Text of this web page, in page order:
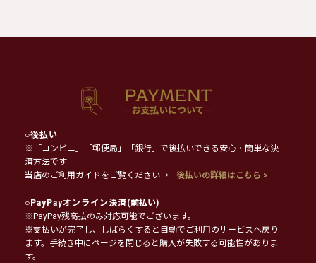
○後払い
※「コンビニ」「郵便局」「銀行」で後払いできる安心・簡単な決
済方法です
当店のご利用ガイドをご覧ください→
後払いの詳細はこちら >
○PayPayオンライン決済(前払い)
※PayPay残高払のみ対応可能でございます。
※支払いが完了し、しばらくすると自動でご利用のサービスへ戻り
ます。手続き中にページを閉じると購入が失敗する可能性がありま
す。